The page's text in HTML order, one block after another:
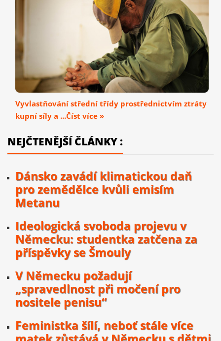
Vyvlastňování střední třídy prostřednictvím ztráty
kupní síly a ...Číst více »
NEJČTENĚJŠÍ ČLÁNKY :
Dánsko zavádí klimatickou daň
pro zemědělce kvůli emisím
Metanu
Ideologická svoboda projevu v
Německu: studentka zatčena za
příspěvky se Šmouly
V Německu požadují
„spravedlnost při močení pro
nositele penisu“
Feministka šílí, neboť stále více